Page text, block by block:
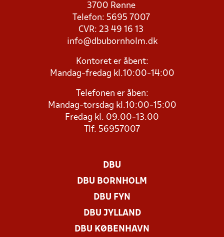
3700 Rønne
Telefon: 5695 7007
CVR: 23 49 16 13
info@dbubornholm.dk
Kontoret er åbent:
Mandag-fredag kl.10:00-14:00
Telefonen er åben:
Mandag-torsdag kl.10:00-15:00
Fredag kl. 09.00-13.00
Tlf. 56957007
DBU
DBU BORNHOLM
DBU FYN
DBU JYLLAND
DBU KØBENHAVN